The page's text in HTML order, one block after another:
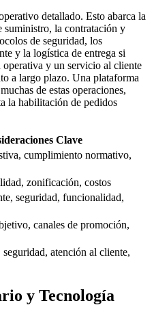
detallado. Esto abarca la
suministro, la contratación y
de seguridad, los
y la logística de entrega si
y un servicio al cliente
a largo plazo. Una plataforma
de estas operaciones,
la habilitación de pedidos
Clave
cumplimiento normativo,
zonificación, costos
seguridad, funcionalidad,
canales de promoción,
atención al cliente,
y Tecnología